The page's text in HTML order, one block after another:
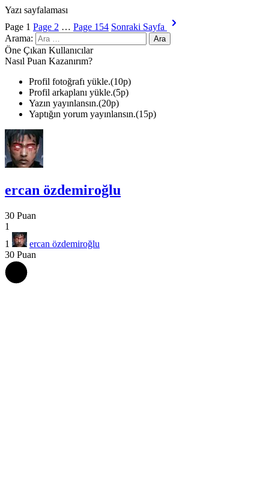
Yazı sayfalaması
Page 1 Page 2 … Page 154 Sonraki Sayfa
Arama:
Öne Çıkan Kullanıcılar
Nasıl Puan Kazanırım?
Profil fotoğrafı yükle.(10p)
Profil arkaplanı yükle.(5p)
Yazın yayınlansın.(20p)
Yaptığın yorum yayınlansın.(15p)
ercan özdemiroğlu
30 Puan
1
1
ercan özdemiroğlu
30 Puan